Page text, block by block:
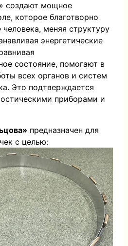
создают мощное
которое благотворно
человека, меняя структуру
энергетические
состояние, помогают в
всех органов и систем
Это подтверждается
приборами и
предназначен для
с целью: